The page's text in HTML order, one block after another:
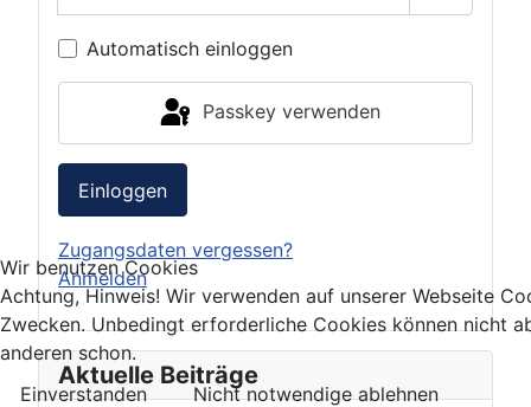
Passwort
Automatisch einloggen
Passkey verwenden
Einloggen
Zugangsdaten vergessen?
Anmelden
Aktuelle Beiträge
Wir benutzen Cookies
Achtung, Hinweis! Wir verwenden auf unserer Webseite
Zwecken. Unbedingt erforderliche Cookies können nicht
anderen schon.
Einverstanden
Nicht notwendige ablehnen